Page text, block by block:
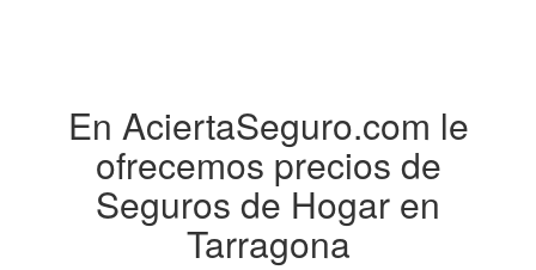
En AciertaSeguro.com le
ofrecemos precios de
Seguros de Hogar en
Tarragona